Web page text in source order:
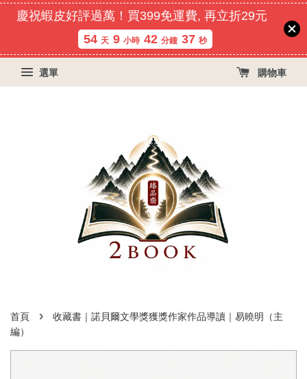
慶祝蝦皮好評過萬！買399免運費, 再立折29元
54 天 9 小時 42 分鐘 36 秒
選單 購物車
首頁 ›
收藏書｜諾貝爾文學獎獲獎作家作品導讀｜易曉明（主
編）